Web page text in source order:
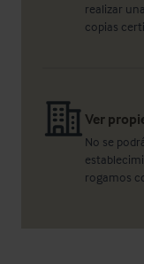
realizar
copias
Ver
No se
rogamos